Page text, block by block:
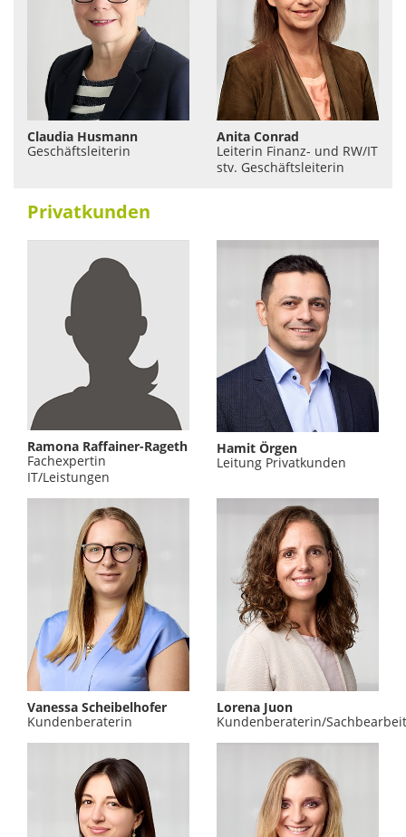
Claudia Husmann
Geschäftsleiterin
Anita Conrad
Leiterin Finanz- und RW/IT
stv. Geschäftsleiterin
Privatkunden
Ramona Raffainer-Rageth
Fachexpertin
IT/Leistungen
Hamit Örgen
Leitung Privatkunden
Vanessa Scheibelhofer
Kundenberaterin
Lorena Juon
Kundenberaterin/